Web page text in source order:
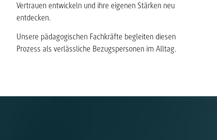
Vertrauen entwickeln und ihre eigenen Stärken neu
entdecken.
Unsere pädagogischen Fachkräfte begleiten diesen
Prozess als verlässliche Bezugspersonen im Alltag.